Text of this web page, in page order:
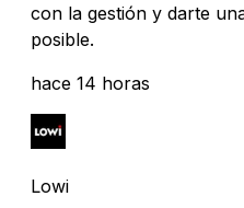
con la gestión y darte
posible.
hace 14 horas
Lowi